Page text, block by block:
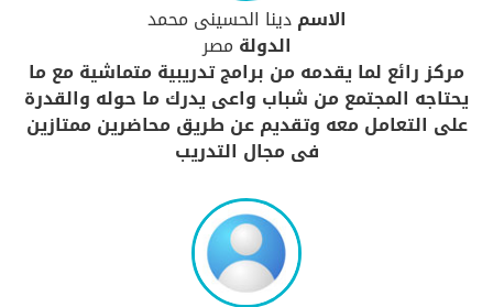
الاسمدينا الحسينى محمد
الدولة مصر
مركز رائع لما يقدمه من برامج تدريبية متماشية مع ما
يحتاجه المجتمع من شباب واعى يدرك ما حوله والقدرة
على التعامل معه وتقديم عن طريق محاضرين ممتازين
فى مجال التدريب